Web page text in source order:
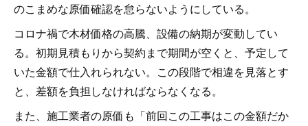
のこまめな原価確認を怠らないようにしている。
コロナ禍で木材価格の高騰、設備の納期が変動してい
る。初期見積もりから契約まで期間が空くと、予定して
いた金額で仕入れられない。この段階で相違を見落とす
と、差額を負担しなければならなくなる。
また、施工業者の原価も「前回この工事はこの金額だか